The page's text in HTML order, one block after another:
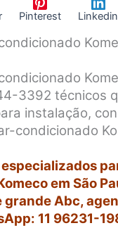
Pinterest Linkedin
3392 técnicos
instalação,
condicionado
em São
grande Abc,
11 96231-